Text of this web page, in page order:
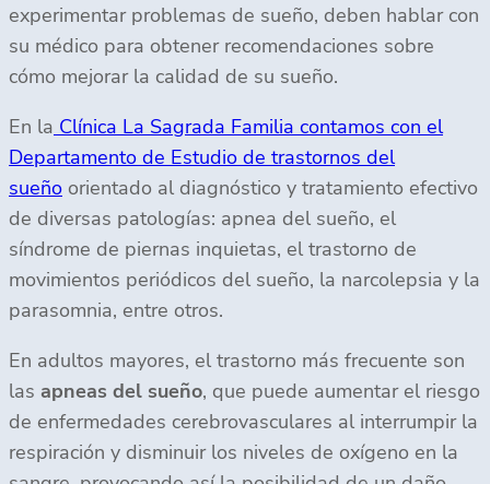
experimentar problemas de sueño, deben hablar con
su médico para obtener recomendaciones sobre
cómo mejorar la calidad de su sueño.
En la Clínica La Sagrada Familia contamos con el
Departamento de Estudio de trastornos del
sueño orientado al diagnóstico y tratamiento efectivo
de diversas patologías: apnea del sueño, el
síndrome de piernas inquietas, el trastorno de
movimientos periódicos del sueño, la narcolepsia y la
parasomnia, entre otros.
En adultos mayores, el trastorno más frecuente son
las apneas del sueño, que puede aumentar el riesgo
de enfermedades cerebrovasculares al interrumpir la
respiración y disminuir los niveles de oxígeno en la